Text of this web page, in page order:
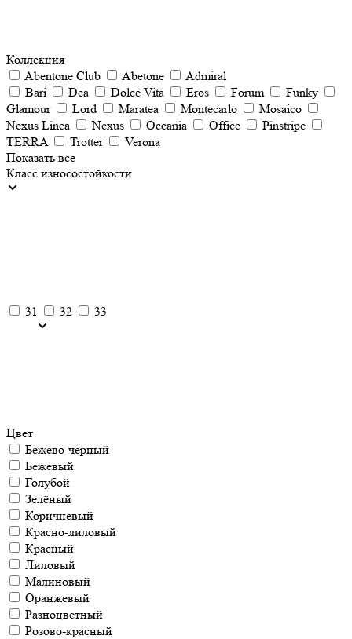
Коллекция
Abentone Club
Abetone
Admiral
Bari
Dea Dolce Vita Eros Forum
Funky
Glamour
Lord Maratea Montecarlo
Mosaico
Nexus Linea
Nеxus Oceania Office
Pinstripe
TERRA
Trotter
Verona
Показать все
Класс износостойкости
31 32 33
Цвет
Бежево-чёрный
Бежевый
Голубой
Зелёный
Коричневый
Красно-лиловый
Красный
Лиловый
Малиновый
Оранжевый
Разноцветный
Розово-красный